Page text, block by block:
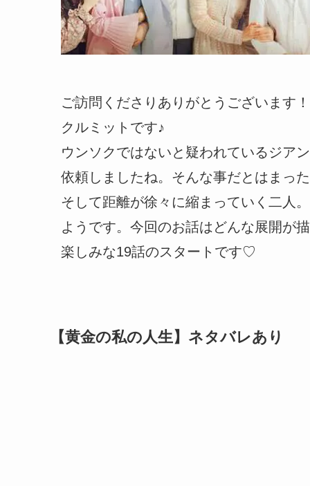
ご訪問くださりありがとうございます！
クルミットです♪
ウンソクではないと疑われているジア
依頼しましたね。そんな事だとはまっ
そして距離が徐々に縮まっていく二人
ようです。今回のお話はどんな展開が
楽しみな19話のスタートです♡
【黄金の私の人生】ネタバレあり